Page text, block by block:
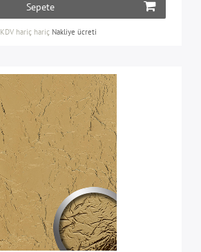
Sepete
KDV hariç hariç Nakliye ücreti